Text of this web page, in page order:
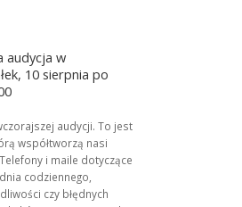
audycja w
10 sierpnia po
audycji. To jest
współtworzą nasi
Telefony i maile dotyczące
codziennego,
czy błędnych